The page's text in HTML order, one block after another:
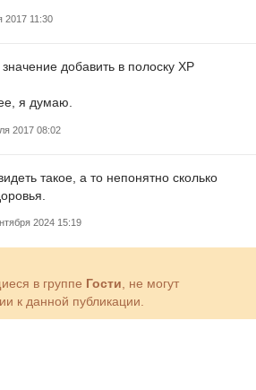
2017 11:30
добавить в полоску ХР
я думаю.
2017 08:02
такое, а то непонятно сколько
2024 15:19
в группе Гости , не могут
к данной публикации.